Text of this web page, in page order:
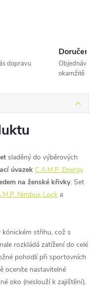
dopravu
Doručení
okamžitě
sladěný do výběrových
úvazek C.A.M.P. Energy
na ženské křivky. Set
Nimbus Lock a
kónickém střihu, což s
rozkládá zatížení do celé
pohodlí při sportovních
oceníte nastavitelné
oko (neslouží k zajištění).